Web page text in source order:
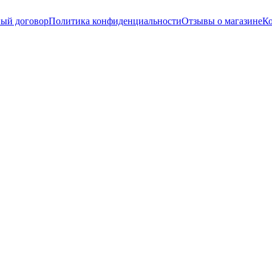
договорПолитика конфиденциальностиОтзывы о магазине